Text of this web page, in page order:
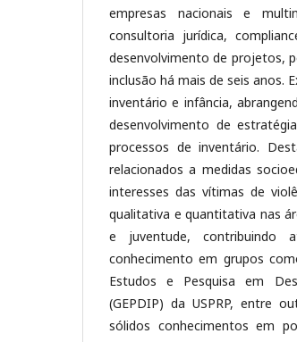
empresas nacionais e
consultoria jurídica,
desenvolvimento de projetos,
inclusão há mais de seis anos.
inventário e infância,
desenvolvimento de
processos de inventário.
relacionados a medidas
interesses das vítimas de
qualitativa e quantitativa nas
e juventude, contribuindo
conhecimento em grupos
Estudos e Pesquisa em
(GEPDIP) da USPRP, entre
sólidos conhecimentos em